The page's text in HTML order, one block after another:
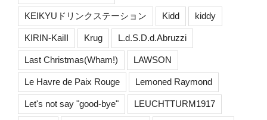
KEIKYUドリンクステーション Kidd kiddy
KIRIN-KaiII Krug L.d.S.D.d.Abruzzi
Last Christmas(Wham!) LAWSON
Le Havre de Paix Rouge Lemoned Raymond
Let's not say "good-bye" LEUCHTTURM1917